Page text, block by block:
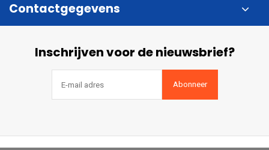
Contactgegevens
Inschrijven voor de nieuwsbrief?
Abonneer